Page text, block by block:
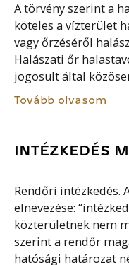
A törvény szerint a
köteles a vízterület
vagy őrzéséről
Halászati őr
jogosult által
Tovább olvasom
INTÉZKEDÉS
Rendőri intézkedés.
elnevezése:
közterületnek nem
szerint a rendőr
hatósági határozat